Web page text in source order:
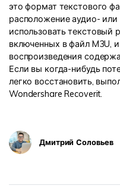
это формат текстового
расположение аудио-
использовать текстовый
включенных в файл M3U,
воспроизведения
Если вы когда-нибудь
легко восстановить,
Wondershare Recoverit.
Дмитрий Соловьев